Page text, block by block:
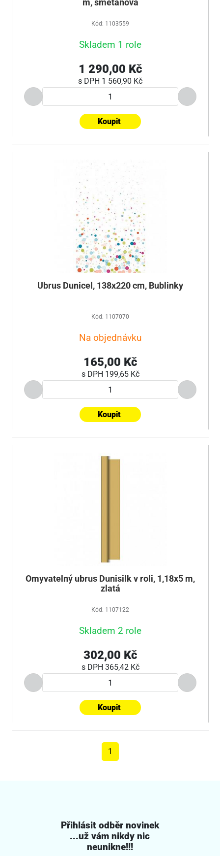
m, smetanová
Kód: 1103559
Skladem 1 role
1 290,00 Kč
s DPH 1 560,90 Kč
Koupit
Ubrus Dunicel, 138x220 cm, Bublinky
Kód: 1107070
Na objednávku
165,00 Kč
s DPH 199,65 Kč
Koupit
Omyvatelný ubrus Dunisilk v roli, 1,18x5 m,
zlatá
Kód: 1107122
Skladem 2 role
302,00 Kč
s DPH 365,42 Kč
Koupit
1
Přihlásit odběr novinek
...už vám nikdy nic
neunikne!!!